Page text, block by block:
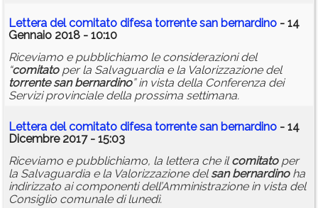
Lettera delcomitato difesa torrente san bernardino - 14
Gennaio 2018 - 10:10
Riceviamo e pubblichiamo le considerazioni del
“comitatoper la Salvaguardia e la Valorizzazione del
torrente san bernardino” in vista della Conferenza dei
Servizi provinciale della prossima settimana.
Lettera delcomitato difesa torrente san bernardino - 14
Dicembre 2017 - 15:03
Riceviamo e pubblichiamo, la lettera che ilcomitatoper
la Salvaguardia e la Valorizzazione delsan bernardinoha
indirizzato ai componenti dell’Amministrazione in vista del
Consiglio comunale di lunedì.